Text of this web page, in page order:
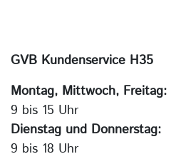
GVB Kundenservice H35
Montag, Mittwoch, Freitag:
9 bis 15 Uhr
Dienstag und Donnerstag:
9 bis 18 Uhr